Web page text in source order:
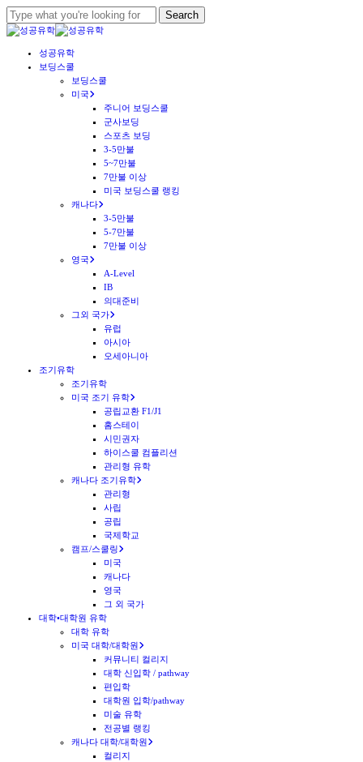
Skip
to
main
content
Search
Close
성공유학
보딩스쿨
보딩스쿨
미국
주니어 보딩스쿨
군사보딩
스포츠 보딩
3-5만불
5~7만불
7만불 이상
미국 보딩스쿨 랭킹
캐나다
3-5만불
5-7만불
7만불 이상
영국
A-Level
IB
의대준비
그외 국가
유럽
아시아
오세아니아
조기유학
조기유학
미국 조기 유학
공립교환 F1/J1
홈스테이
시민권자
하이스쿨 컴플리션
관리형 유학
캐나다 조기유학
관리형
사립
공립
국제학교
캠프/스쿨링
미국
캐나다
영국
그 외 국가
대학•대학원 유학
대학 유학
미국 대학/대학원
커뮤니티 컬리지
대학 신입학 / pathway
편입학
대학원 입학/pathway
미술 유학
전공별 랭킹
캐나다 대학/대학원
컬리지